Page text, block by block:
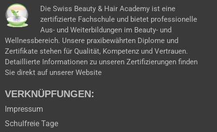
k
a
m
e
r
Die Swiss Beauty & Hair Academy ist eine
zertifizierte Fachschule und bietet professionelle
Aus- und Weiterbildungen im Beauty- und
Wellnessbereich. Unsere praxibewährten Diplome und
Zertifikate stehen für Qualität, Kompetenz und Vertrauen.
Detaillierte Informationen zu unseren Zertifizierungen finden
Sie direkt auf unserer Website
VERKNÜPFUNGEN:
Impressum
Schulfreie Tage